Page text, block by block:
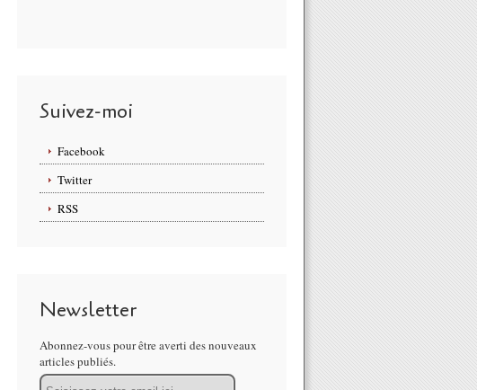
Suivez-moi
Facebook
Twitter
RSS
Newsletter
Abonnez-vous pour être averti des nouveaux
articles publiés.
Email